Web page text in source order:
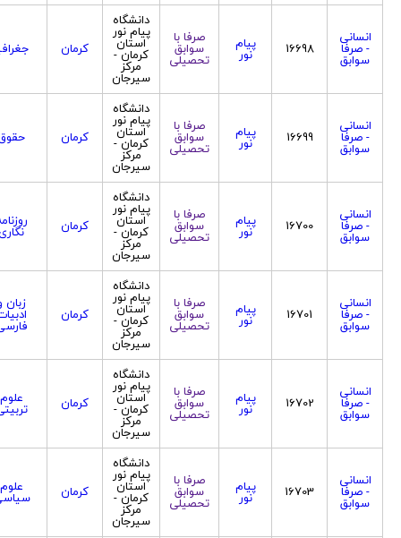
انسانی
- صرفا
سوابق
16698 پیام
نور
صرفا با
سوابق
تحصیلی
دانشگاه
پیام نور
استان
کرمان -
مرکز
سیرجان
کرمان
انسانی
- صرفا
سوابق
16699 پیام
نور
صرفا با
سوابق
تحصیلی
دانشگاه
پیام نور
استان
کرمان -
مرکز
سیرجان
کرمان
انسانی
- صرفا
سوابق
16700 پیام
نور
صرفا با
سوابق
تحصیلی
دانشگاه
پیام نور
استان
کرمان -
مرکز
سیرجان
کرمان
انسانی
- صرفا
سوابق
16701 پیام
نور
صرفا با
سوابق
تحصیلی
دانشگاه
پیام نور
استان
کرمان -
مرکز
سیرجان
کرمان
زبان
انسانی
- صرفا
سوابق
16702 پیام
نور
صرفا با
سوابق
تحصیلی
دانشگاه
پیام نور
استان
کرمان -
مرکز
سیرجان
کرمان علوم
انسانی
- صرفا
سوابق
16703 پیام
نور
صرفا با
سوابق
تحصیلی
دانشگاه
پیام نور
استان
کرمان -
مرکز
سیرجان
کرمان علوم